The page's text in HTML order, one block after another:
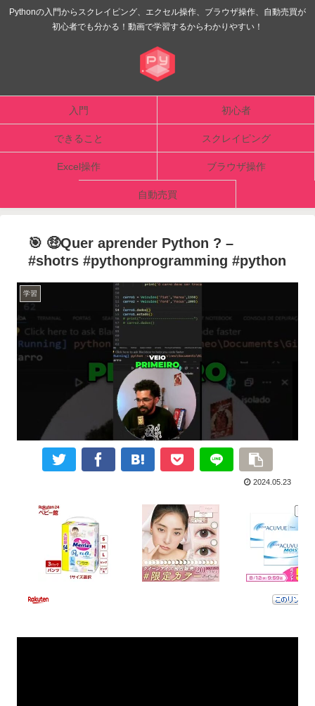
Pythonの入門からスクレイピング、エクセル操作、ブラウザ操作、自動売買が
初心者でも分かる！動画で学習するからわかりやすい！
入門 初心者
できること スクレイピング
Excel操作 ブラウザ操作
自動売買
🎯 🤑Quer aprender Python ? –
#shotrs #pythonprogramming #python
学習
2024.05.23